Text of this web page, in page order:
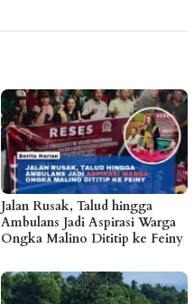
Jalan Rusak, Talud hingga
Ambulans Jadi Aspirasi Warga
Ongka Malino Dititip ke Feiny